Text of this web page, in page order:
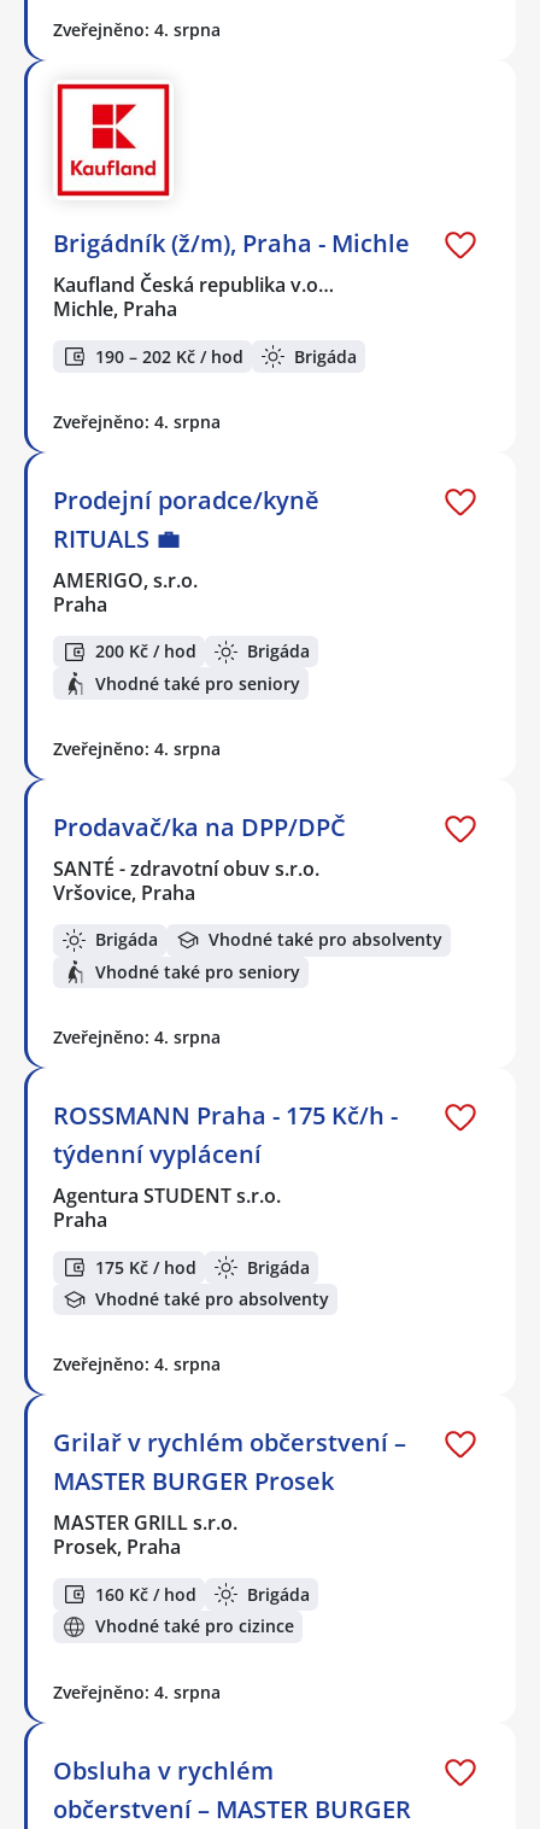
Zveřejněno: 4. srpna
Brigádník (ž/m), Praha - Michle
Kaufland Česká republika v.o…
Michle, Praha
190 – 202 Kč / hod Brigáda
Zveřejněno: 4. srpna
Prodejní poradce/kyně
RITUALS 💼
AMERIGO, s.r.o.
Praha
200 Kč / hod
Brigáda
Vhodné také pro seniory
Zveřejněno: 4. srpna
Prodavač/ka na DPP/DPČ
SANTÉ - zdravotní obuv s.r.o.
Vršovice, Praha
Brigáda
Vhodné také pro absolventy
Vhodné také pro seniory
Zveřejněno: 4. srpna
ROSSMANN Praha - 175 Kč/h -
týdenní vyplácení
Agentura STUDENT s.r.o.
Praha
175 Kč / hod
Brigáda
Vhodné také pro absolventy
Zveřejněno: 4. srpna
Grilař v rychlém občerstvení –
MASTER BURGER Prosek
MASTER GRILL s.r.o.
Prosek, Praha
160 Kč / hod
Brigáda
Vhodné také pro cizince
Zveřejněno: 4. srpna
Obsluha v rychlém
občerstvení – MASTER BURGER